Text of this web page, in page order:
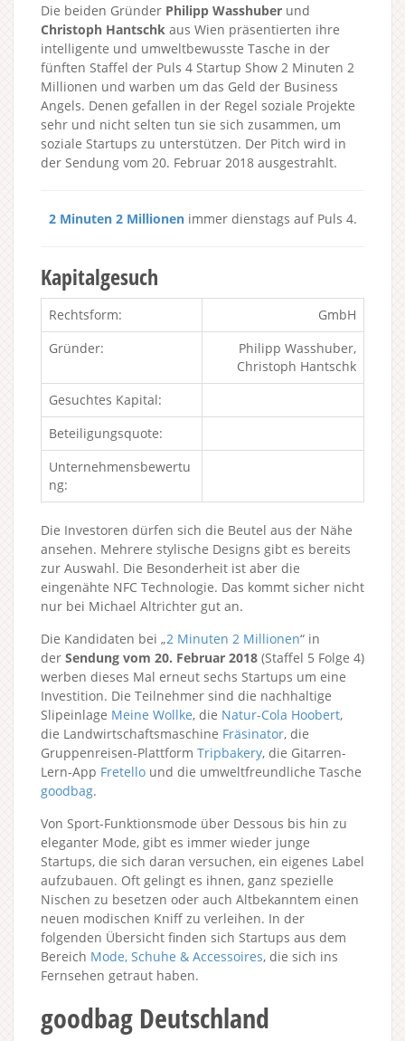
Die beiden Gründer Philipp Wasshuber und
Christoph Hantschk aus Wien präsentierten ihre
intelligente und umweltbewusste Tasche in der
fünften Staffel der Puls 4 Startup Show 2 Minuten 2
Millionen und warben um das Geld der Business
Angels. Denen gefallen in der Regel soziale Projekte
sehr und nicht selten tun sie sich zusammen, um
soziale Startups zu unterstützen. Der Pitch wird in
der Sendung vom 20. Februar 2018 ausgestrahlt.
2 Minuten 2 Millionenimmer dienstags auf Puls 4.
Kapitalgesuch
Rechtsform:
GmbH
Gründer:
Philipp Wasshuber,
Christoph Hantschk
Gesuchtes Kapital:
Beteiligungsquote:
Unternehmensbewertu
ng:
Die Investoren dürfen sich die Beutel aus der Nähe
ansehen. Mehrere stylische Designs gibt es bereits
zur Auswahl. Die Besonderheit ist aber die
eingenähte NFC Technologie. Das kommt sicher nicht
nur bei Michael Altrichter gut an.
Die Kandidaten bei „2 Minuten 2 Millionen“ in
der Sendung vom 20. Februar 2018 (Staffel 5 Folge 4)
werben dieses Mal erneut sechs Startups um eine
Investition. Die Teilnehmer sind die nachhaltige
Slipeinlage Meine Wollke, die Natur-Cola Hoobert,
die Landwirtschaftsmaschine Fräsinator, die
Gruppenreisen-Plattform Tripbakery, die Gitarren-
Lern-App Fretello und die umweltfreundliche Tasche
goodbag.
Von Sport-Funktionsmode über Dessous bis hin zu
eleganter Mode, gibt es immer wieder junge
Startups, die sich daran versuchen, ein eigenes Label
aufzubauen. Oft gelingt es ihnen, ganz spezielle
Nischen zu besetzen oder auch Altbekanntem einen
neuen modischen Kniff zu verleihen. In der
folgenden Übersicht finden sich Startups aus dem
Bereich Mode, Schuhe & Accessoires, die sich ins
Fernsehen getraut haben.
goodbag Deutschland